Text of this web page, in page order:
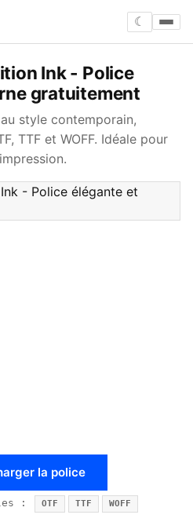
☾
Ink - Police
gratuitement
style contemporain,
TTF et WOFF. Idéale pour
la police
: OTF TTF WOFF